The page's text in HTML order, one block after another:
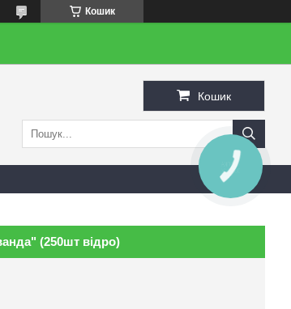
Кошик
Кошик
(250шт відро)
КНОПКА
ЗВ'ЯЗКУ